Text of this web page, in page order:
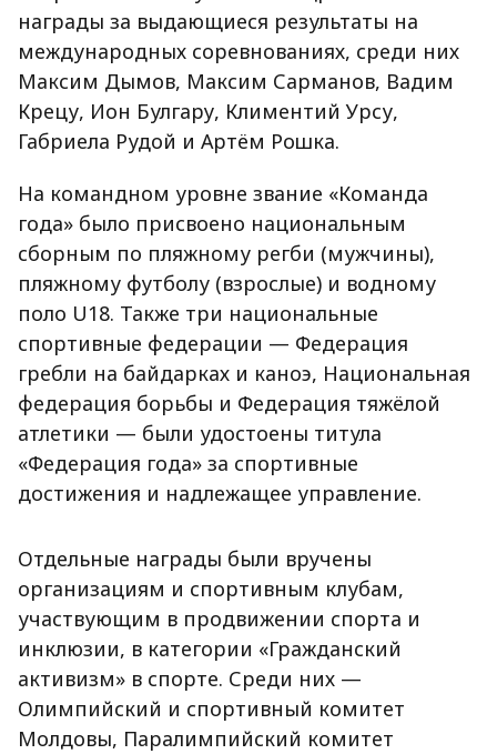
награды за выдающиеся результаты на
международных соревнованиях, среди них
Максим Дымов, Максим Сарманов, Вадим
Крецу, Ион Булгару, Климентий Урсу,
Габриела Рудой и Артём Рошка.
На командном уровне звание «Команда
года» было присвоено национальным
сборным по пляжному регби (мужчины),
пляжному футболу (взрослые) и водному
поло U18. Также три национальные
спортивные федерации — Федерация
гребли на байдарках и каноэ, Национальная
федерация борьбы и Федерация тяжёлой
атлетики — были удостоены титула
«Федерация года» за спортивные
достижения и надлежащее управление.
Отдельные награды были вручены
организациям и спортивным клубам,
участвующим в продвижении спорта и
инклюзии, в категории «Гражданский
активизм» в спорте. Среди них —
Олимпийский и спортивный комитет
Молдовы, Паралимпийский комитет